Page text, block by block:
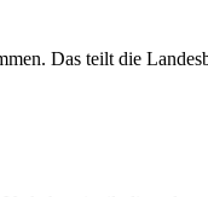
Das teilt die